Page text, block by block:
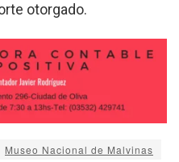
otorgado.
Museo Nacional de Malvinas